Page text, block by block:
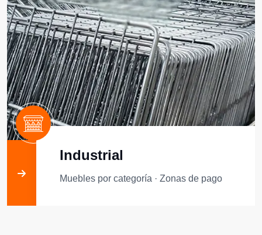
Industrial
Muebles por categoría · Zonas de pago